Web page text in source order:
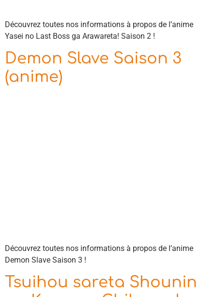
Découvrez toutes nos informations à propos de l’anime
Yasei no Last Boss ga Arawareta! Saison 2 !
Demon Slave Saison 3
(anime)
Découvrez toutes nos informations à propos de l’anime
Demon Slave Saison 3 !
Tsuihou sareta Shounin